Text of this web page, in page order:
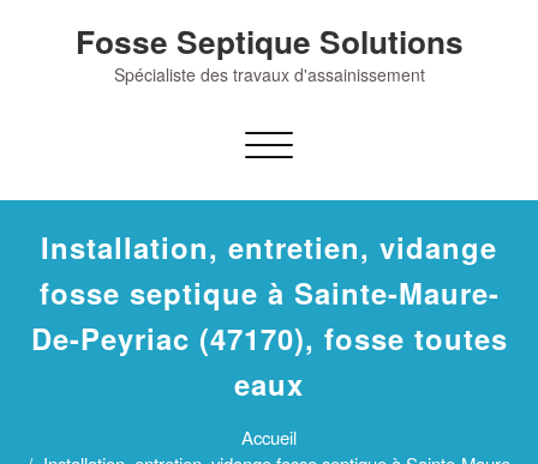
Fosse Septique Solutions
Spécialiste des travaux d'assainissement
Afficher/masquer
navigation
Installation, entretien, vidange
fosse septique à Sainte-Maure-
De-Peyriac (47170), fosse toutes
eaux
Accueil